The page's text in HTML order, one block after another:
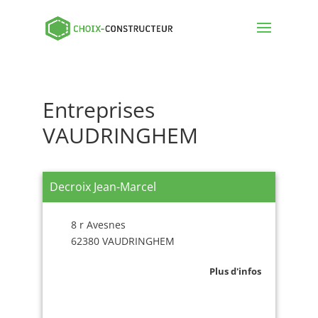
Entreprises
VAUDRINGHEM
Decroix Jean-Marcel
8 r Avesnes
62380 VAUDRINGHEM
Plus d'infos